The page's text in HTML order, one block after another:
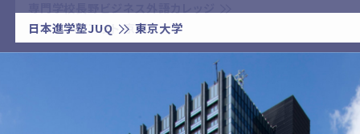
専門学校東京ビジネス外語カレッジ
ISI外語カレッジ 株式会社メルカリ
パーク ハイアット 京都
日本進学塾JUQ 東京大学
東京科学大学
ISIランゲージスクール 東京大学
専門学校東京ビジネス外語カレッジ
ISI外語カレッジ 株式会社メルカリ
パーク ハイアット 京都
日本進学塾JUQ 東京大学